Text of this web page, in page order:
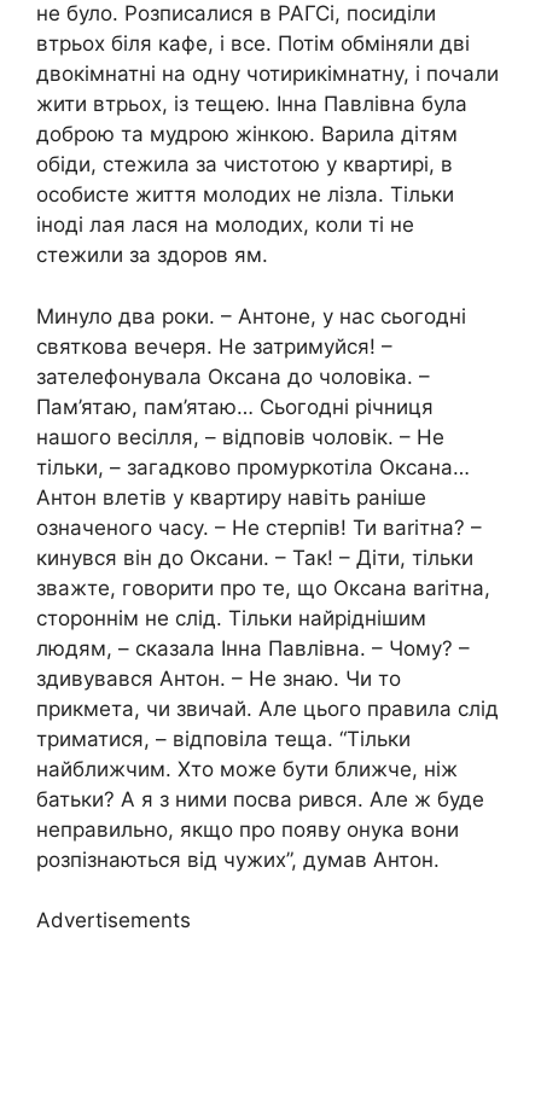
не було. Розписалися в РАГСі, посиділи
втрьох біля кафе, і все. Потім обміняли дві
двокімнатні на одну чотирикімнатну, і почали
жити втрьох, із тещею. Інна Павлівна була
доброю та мудрою жінкою. Варила дітям
обіди, стежила за чистотою у квартирі, в
особисте життя молодих не лізла. Тільки
іноді лая лася на молодих, коли ті не
стежили за здоров ям.
Минуло два роки. – Антоне, у нас сьогодні
святкова вечеря. Не затримуйся! –
зателефонувала Оксана до чоловіка. –
Пам’ятаю, пам’ятаю… Сьогодні річниця
нашого весілля, – відповів чоловік. – Не
тільки, – загадково промуркотіла Оксана…
Антон влетів у квартиру навіть раніше
означеного часу. – Не стерпів! Ти ваrітна? –
кинувся він до Оксани. – Так! – Діти, тільки
зважте, говорити про те, що Оксана ваrітна,
стороннім не слід. Тільки найріднішим
людям, – сказала Інна Павлівна. – Чому? –
здивувався Антон. – Не знаю. Чи то
прикмета, чи звичай. Але цього правила слід
триматися, – відповіла теща. “Тільки
найближчим. Хто може бути ближче, ніж
батьки? А я з ними посва рився. Але ж буде
неправильно, якщо про появу онука вони
розпізнаються від чужих”, думав Антон.
Advertisements